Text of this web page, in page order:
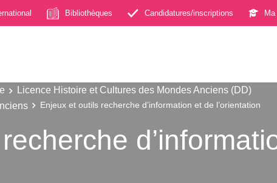
Bibliothèques Candidatures/inscriptions Ma
Licence Histoire et Cultures des Mondes Anciens (DD)
Enjeux et outils recherche d’information et de l’orientation